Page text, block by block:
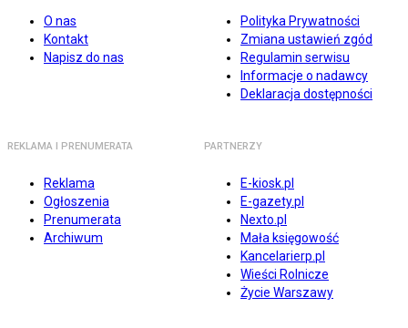
O nas
Kontakt
Napisz do nas
Polityka Prywatności
Zmiana ustawień zgód
Regulamin serwisu
Informacje o nadawcy
Deklaracja dostępności
REKLAMA I PRENUMERATA
Reklama
Ogłoszenia
Prenumerata
Archiwum
PARTNERZY
E-kiosk.pl
E-gazety.pl
Nexto.pl
Mała księgowość
Kancelarierp.pl
Wieści Rolnicze
Życie Warszawy